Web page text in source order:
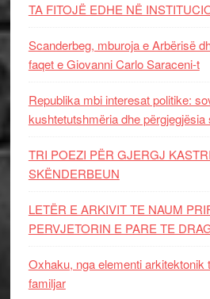
TA FITOJË EDHE NË
Scanderbeg, mburoja e Arbërisë
faqet e Giovanni Carlo Saraceni-t
Republika mbi interesat politike:
kushtetutshmëria dhe përgjegjësia
TRI POEZI PËR GJERGJ
SKËNDERBEUN
LETËR E ARKIVIT TE NAUM
PERVJETORIN E PARE TE
Oxhaku, nga elementi arkitektonik
familjar